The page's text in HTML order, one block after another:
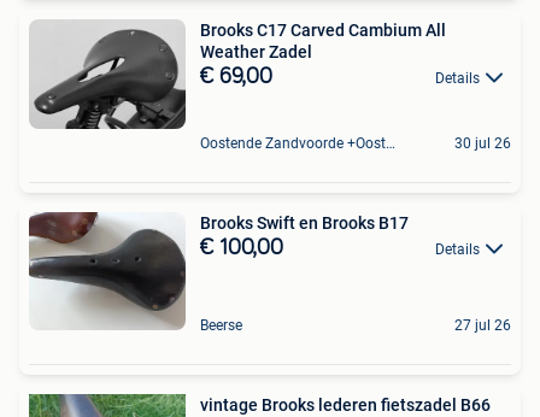
Brooks C17 Carved Cambium All
Weather Zadel
€ 69,00 Details
Oostende Zandvoorde +Oostende 30 jul 26
Brooks Swift en Brooks B17
€ 100,00 Details
Beerse 27 jul 26
vintage Brooks lederen fietszadel B66